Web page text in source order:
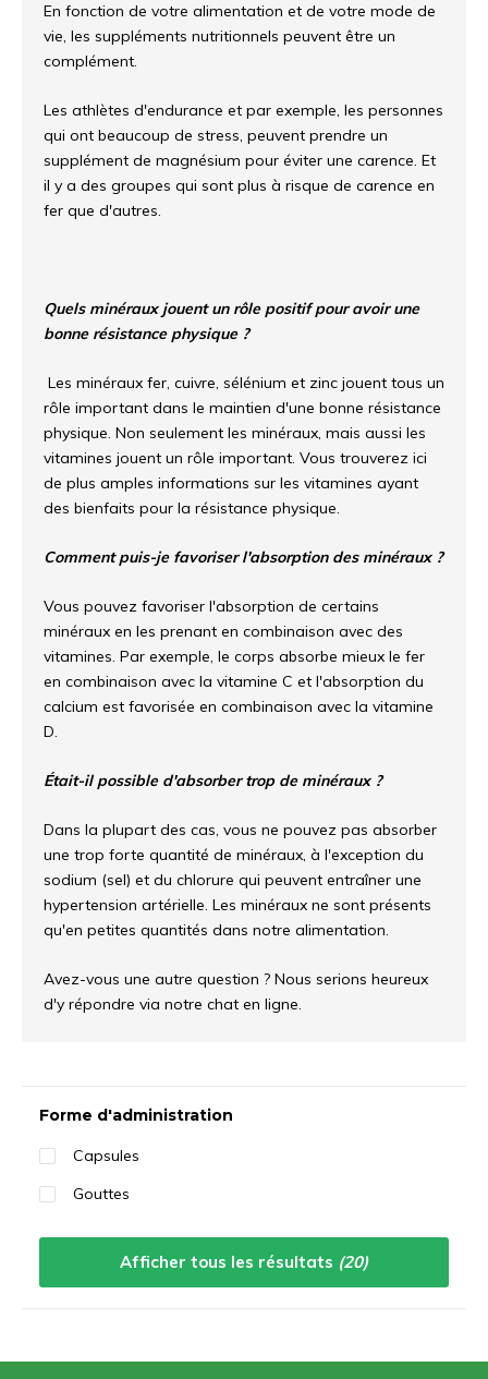
En fonction de votre alimentation et de votre mode de
vie, les suppléments nutritionnels peuvent être un
complément.
Les athlètes d'endurance et par exemple, les personnes
qui ont beaucoup de stress, peuvent prendre un
supplément de magnésium pour éviter une carence. Et
il y a des groupes qui sont plus à risque de carence en
fer que d'autres.
Quels minéraux jouent un rôle positif pour avoir une
bonne résistance physique ?
Les minéraux fer, cuivre, sélénium et zinc jouent tous un
rôle important dans le maintien d'une bonne résistance
physique. Non seulement les minéraux, mais aussi les
vitamines jouent un rôle important. Vous trouverez ici
de plus amples informations sur les vitamines ayant
des bienfaits pour la résistance physique.
Comment puis-je favoriser l'absorption des minéraux ?
Vous pouvez favoriser l'absorption de certains
minéraux en les prenant en combinaison avec des
vitamines. Par exemple, le corps absorbe mieux le fer
en combinaison avec la vitamine C et l'absorption du
calcium est favorisée en combinaison avec la vitamine
D.
Était-il possible d'absorber trop de minéraux ?
Dans la plupart des cas, vous ne pouvez pas absorber
une trop forte quantité de minéraux, à l'exception du
sodium (sel) et du chlorure qui peuvent entraîner une
hypertension artérielle. Les minéraux ne sont présents
qu'en petites quantités dans notre alimentation.
Avez-vous une autre question ? Nous serions heureux
d'y répondre via notre chat en ligne.
Forme d'administration
Capsules
Gouttes
Afficher tous les résultats (20)